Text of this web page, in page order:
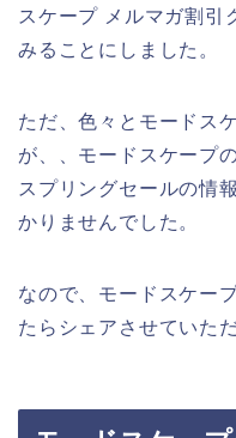
スケープ メルマガ割引
みることにしました。
ただ、色々とモードス
が、、モードスケープ
スプリングセールの情
かりませんでした。
なので、モードスケー
たらシェアさせていた